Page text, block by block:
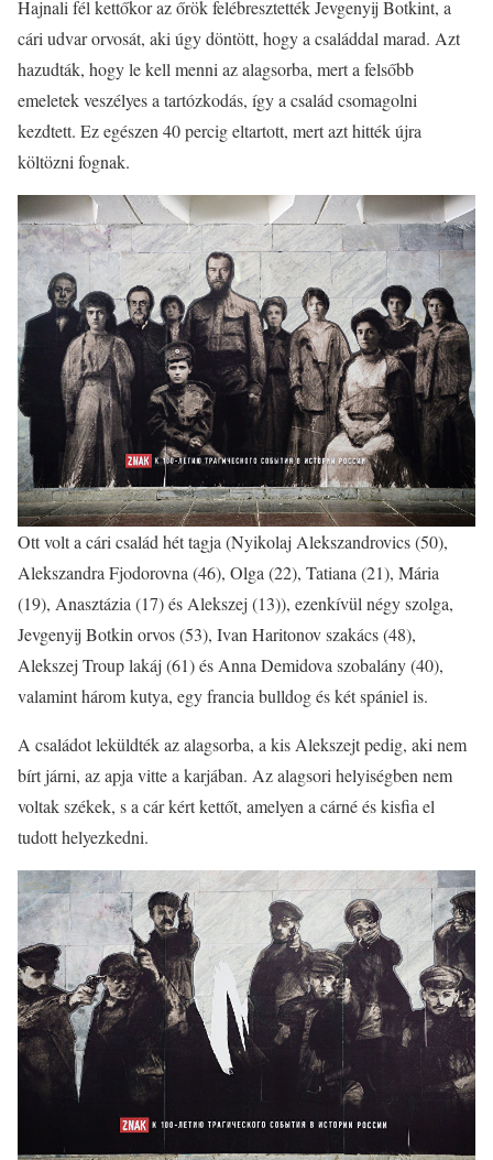
Hajnali fél kettőkor az őrök felébresztették Jevgenyij Botkint, a
cári udvar orvosát, aki úgy döntött, hogy a családdal marad. Azt
hazudták, hogy le kell menni az alagsorba, mert a felsőbb
emeletek veszélyes a tartózkodás, így a család csomagolni
kezdtett. Ez egészen 40 percig eltartott, mert azt hitték újra
költözni fognak.
Ott volt a cári család hét tagja (Nyikolaj Alekszandrovics (50),
Alekszandra Fjodorovna (46), Olga (22), Tatiana (21), Mária
(19), Anasztázia (17) és Alekszej (13)), ezenkívül négy szolga,
Jevgenyij Botkin orvos (53), Ivan Haritonov szakács (48),
Alekszej Troup lakáj (61) és Anna Demidova szobalány (40),
valamint három kutya, egy francia bulldog és két spániel is.
A családot leküldték az alagsorba, a kis Alekszejt pedig, aki nem
bírt járni, az apja vitte a karjában. Az alagsori helyiségben nem
voltak székek, s a cár kért kettőt, amelyen a cárné és kisfia el
tudott helyezkedni.